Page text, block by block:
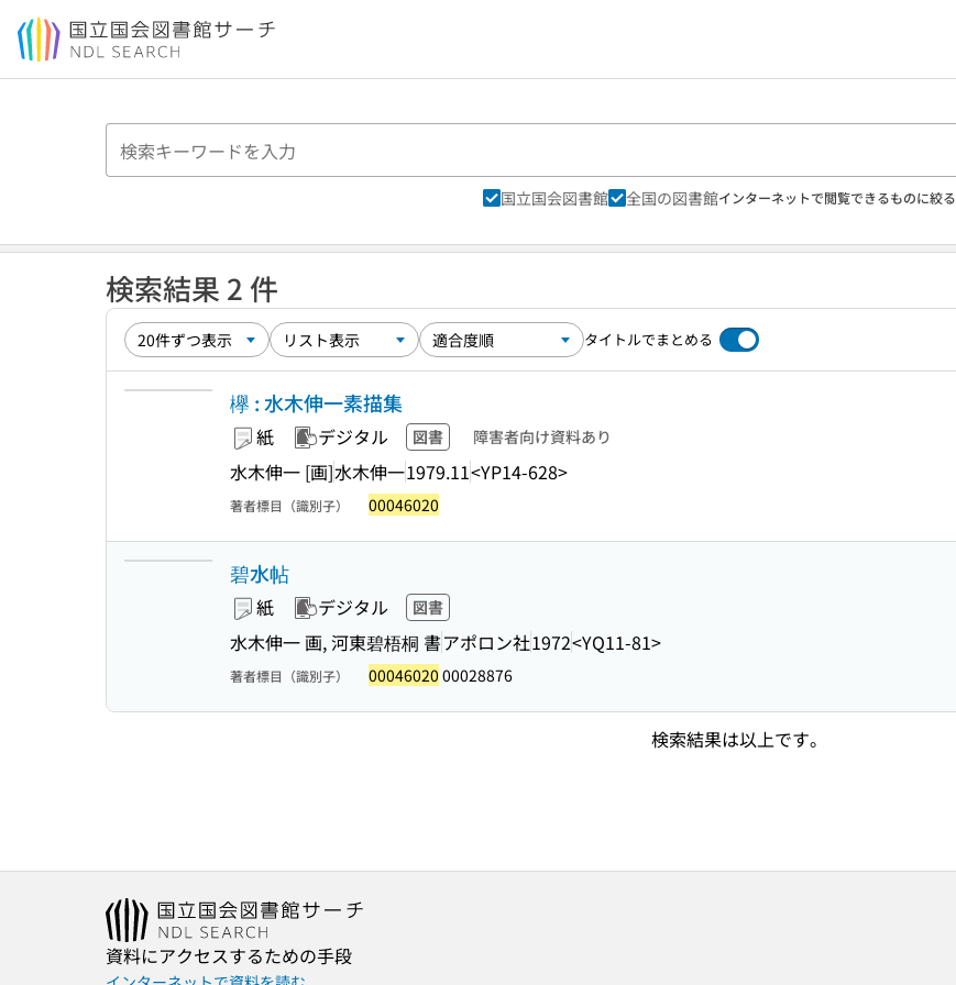
本文へ移動
国立国会図書館 全国の図書館インターネットで閲覧できるものに絞る
検索結果 2 件
タイトルでまとめる
欅 : 水木伸一素描集
紙 デジタル 図書 障害者向け資料あり
水木伸一 [画]水木伸一1979.11<YP14-628>
著者標目（識別子） 00046020
碧水帖
紙 デジタル 図書
水木伸一 画, 河東碧梧桐 書アポロン社1972<YQ11-81>
著者標目（識別子） 00046020 00028876
検索結果は以上です。
資料にアクセスするための手段